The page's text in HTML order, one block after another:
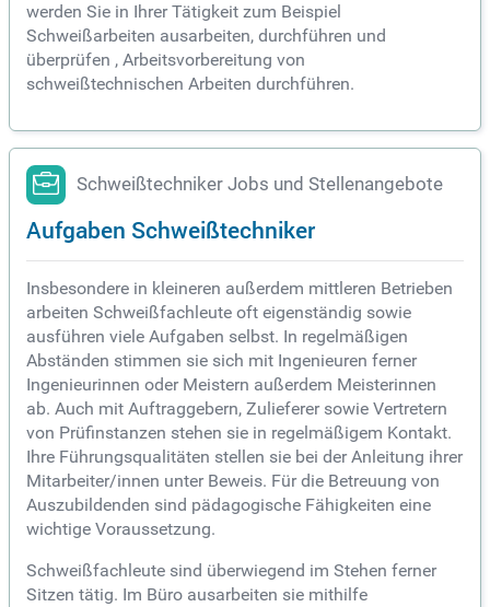
werden Sie in Ihrer Tätigkeit zum Beispiel
Schweißarbeiten ausarbeiten, durchführen und
überprüfen , Arbeitsvorbereitung von
schweißtechnischen Arbeiten durchführen.
Schweißtechniker Jobs und Stellenangebote
Aufgaben Schweißtechniker
Insbesondere in kleineren außerdem mittleren Betrieben
arbeiten Schweißfachleute oft eigenständig sowie
ausführen viele Aufgaben selbst. In regelmäßigen
Abständen stimmen sie sich mit Ingenieuren ferner
Ingenieurinnen oder Meistern außerdem Meisterinnen
ab. Auch mit Auftraggebern, Zulieferer sowie Vertretern
von Prüfinstanzen stehen sie in regelmäßigem Kontakt.
Ihre Führungsqualitäten stellen sie bei der Anleitung ihrer
Mitarbeiter/innen unter Beweis. Für die Betreuung von
Auszubildenden sind pädagogische Fähigkeiten eine
wichtige Voraussetzung.
Schweißfachleute sind überwiegend im Stehen ferner
Sitzen tätig. Im Büro ausarbeiten sie mithilfe